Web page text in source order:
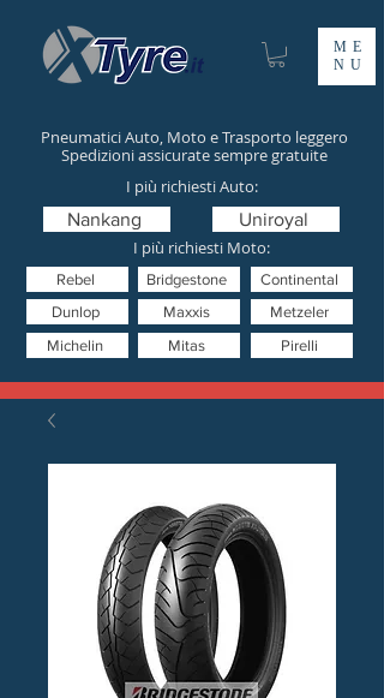
ME
NU
Pneumatici Auto, Moto e Trasporto leggero
Spedizioni assicurate sempre gratuite
I più richiesti Moto:
Mitas
Nankang
Pirelli
Uniroyal
Metzeler
Dunlop
Bridgestone Continental
Michelin
Rebel
I più richiesti Auto:
Maxxis